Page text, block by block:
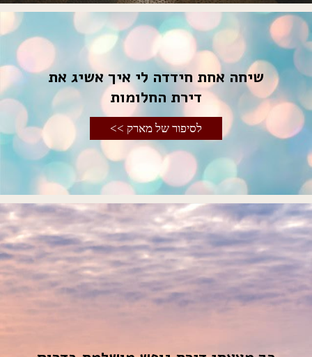
שיחה אחת חידדה לי איך אשיג את
דירת החלומות
לסיפור של מארק >>